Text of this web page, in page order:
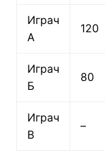
Играч
А
120
Играч
Б
80
Играч
В
–